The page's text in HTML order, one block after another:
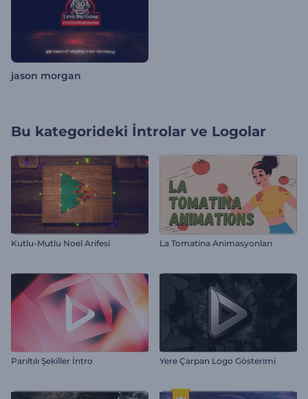
jason morgan
Bu kategorideki İntrolar ve Logolar
Kutlu-Mutlu Noel Arifesi La Tomatina Animasyonları
Parıltılı Şekiller İntro Yere Çarpan Logo Gösterimi